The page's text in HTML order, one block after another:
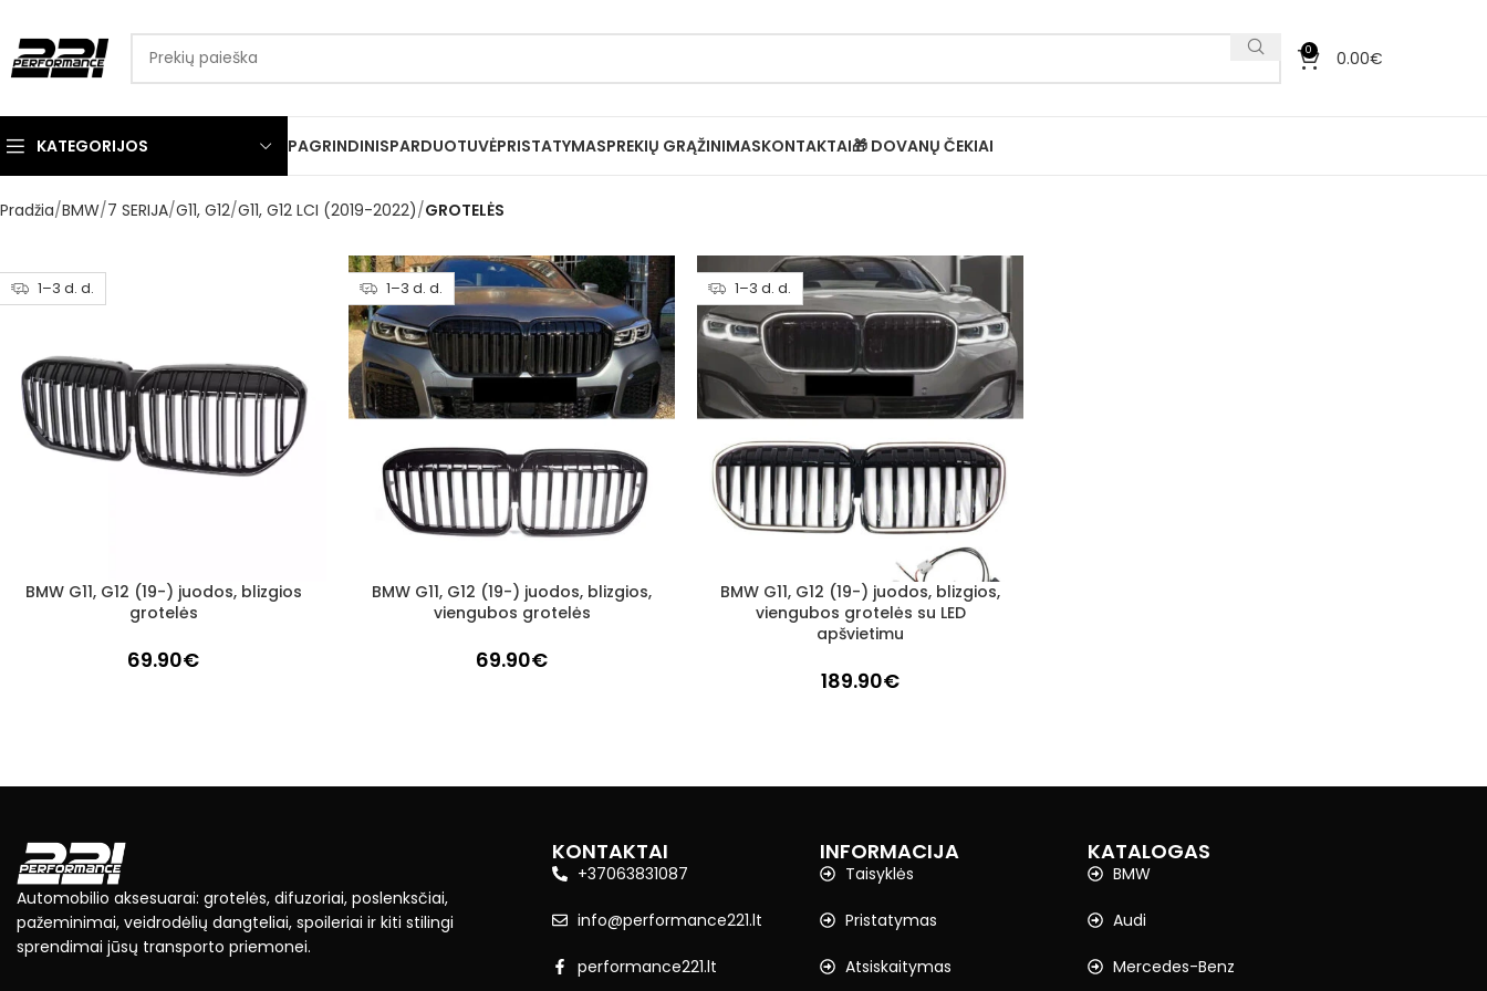
0 0.00€
KATEGORIJOS PAGRINDINISPARDUOTUVĖPRISTATYMASPREKIŲ GRĄŽINIMASKONTAKTAI🎁 DOVANŲ ČEKIAI
Pradžia BMW 7 SERIJA G11, G12 G11, G12 LCI (2019-2022) GROTELĖS
1–3 d. d.
Į KREPŠELĮ
BMW G11, G12 (19-) juodos, blizgios
grotelės
69.90€
1–3 d. d.
Į KREPŠELĮ
BMW G11, G12 (19-) juodos, blizgios,
viengubos grotelės
69.90€
1–3 d. d.
Į KREPŠELĮ
BMW G11, G12 (19-) juodos, blizgios,
viengubos grotelės su LED
apšvietimu
189.90€
Automobilio aksesuarai: grotelės, difuzoriai, poslenksčiai,
pažeminimai, veidrodėlių dangteliai, spoileriai ir kiti stilingi
sprendimai jūsų transporto priemonei.
KONTAKTAI
+37063831087
info@performance221.lt
performance221.lt
INFORMACIJA
Taisyklės
Pristatymas
Atsiskaitymas
KATALOGAS
BMW
Audi
Mercedes-Benz